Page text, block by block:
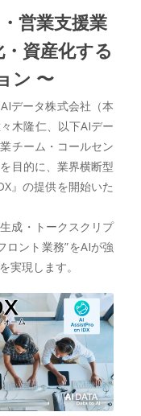
営業支援業
資産化する
ン 〜
データ株式会社（本
木隆仁、以下AIデー
チーム・コールセン
目的に、業界横断型
』の提供を開始いた
成・トークスクリプ
ロント業務”をAIが強
実現します。